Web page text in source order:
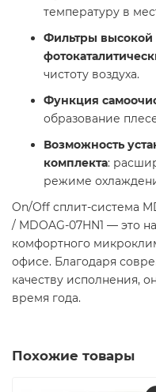
температуру в
Фильтры высокой
чистоту воздуха.
Функция
образование
Возможность
комплекта:
режиме
On/Off cплит-система
/ MDOAG-07HN1 — это
комфортного
офисе. Благодаря
качеству исполнения,
время года.
Похожие товары